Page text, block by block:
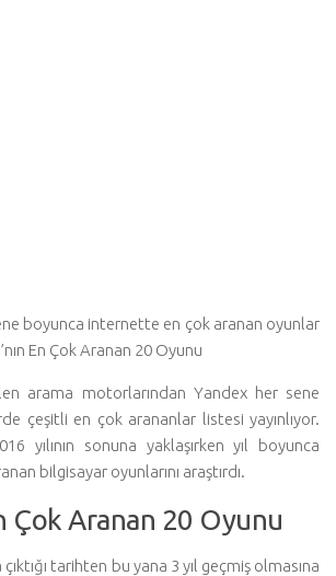
boyunca internette en çok aranan oyunlar
En Çok Aranan 20 Oyunu
arama motorlarından Yandex her sene
çeşitli en çok arananlar listesi yayınlıyor.
yılının sonuna yaklaşırken yıl boyunca
bilgisayar oyunlarını araştırdı.
Çok Aranan 20 Oyunu
çıktığı tarihten bu yana 3 yıl geçmiş olmasına